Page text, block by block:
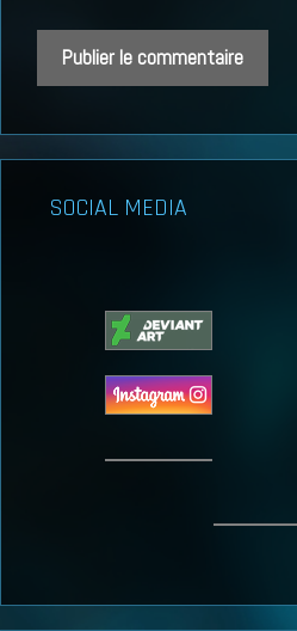
SOCIAL MEDIA